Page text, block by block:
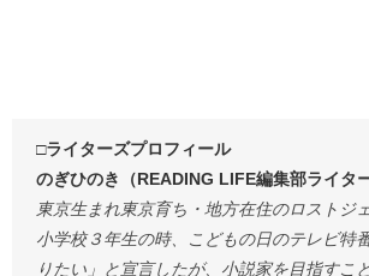
□ライターズプロフィール
のぎひのき（READING LIFE編集部ライタ
東京生まれ東京育ち・地方在住のロストジ
小学校３年生の時、こどもの日のテレビ特
りたい」と宣言したが、小説家を目指すこ